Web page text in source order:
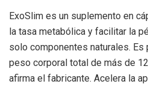
ExoSlim es un suplemento en
la tasa metabólica y facilitar la
solo componentes naturales. Es
peso corporal total de más de
afirma el fabricante. Acelera la